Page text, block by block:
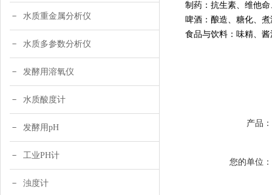
水质重金属分析仪
水质多参数分析仪
发酵用溶氧仪
水质酸度计
发酵用pH
工业PH计
浊度计
制药：抗生素、维他
啤酒：酿造、糖化、
食品与饮料：味精、
产品：
您的单位：